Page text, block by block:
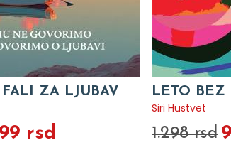
ZA LJUBAV
rsd
LETO BEZ
Siri Hustvet
1.298 rsd